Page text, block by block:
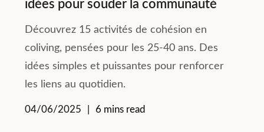
idées pour souder la communauté
Découvrez 15 activités de cohésion en
coliving, pensées pour les 25-40 ans. Des
idées simples et puissantes pour renforcer
les liens au quotidien.
04/06/2025 6 mins read